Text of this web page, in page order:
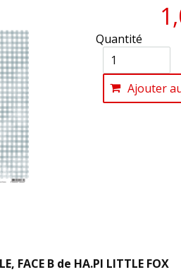
Quantité
Ajouter
FACE B de HA.PI LITTLE FOX